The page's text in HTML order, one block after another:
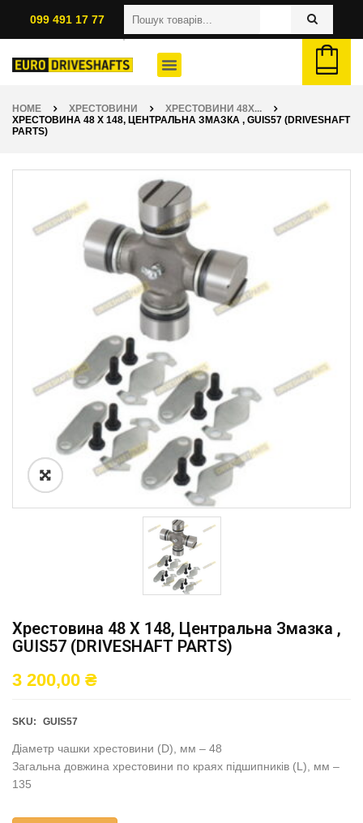
099 491 17 77
HOME ХРЕСТОВИНИ
ХРЕСТОВИНИ 48X...
ХРЕСТОВИНА 48 X 148, ЦЕНТРАЛЬНА ЗМАЗКА , GUIS57 (DRIVESHAFT
PARTS)
Хрестовина 48 X 148, Центральна Змазка ,
GUIS57 (DRIVESHAFT PARTS)
3 200,00 ₴
SKU: GUIS57
Діаметр чашки хрестовини (D), мм – 48
Загальна довжина хрестовини по краях підшипників (L), мм –
135